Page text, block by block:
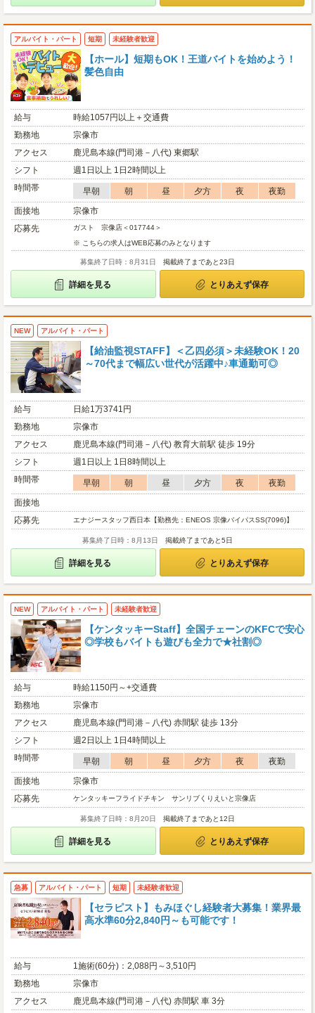
アルバイト・パート 短期 未経験者歓迎
【ホール】短期もOK！王道バイトを始めよう！
髪色自由
給与
時給1057円以上＋交通費
勤務地
宗像市
アクセス
鹿児島本線(門司港－八代) 東郷駅
シフト
週1日以上 1日2時間以上
時間帯
早朝 朝 昼 夕方 夜
夜勤
面接地
宗像市
応募先
ガスト 宗像店＜017744＞
※ こちらの求人はWEB応募のみとなります
募集終了日時：8月31日 掲載終了まであと23日
詳細を見る とりあえず保存
NEW アルバイト・パート
【給油監視STAFF】＜乙四必須＞未経験OK！20
～70代まで幅広い世代が活躍中♪車通勤可◎
給与
日給1万3741円
勤務地
宗像市
アクセス
鹿児島本線(門司港－八代) 教育大前駅 徒歩 19分
シフト
週1日以上 1日8時間以上
時間帯
早朝 朝 昼 夕方 夜
夜勤
面接地
応募先
エナジースタッフ西日本【勤務先：ENEOS 宗像バイパスSS(7096)】
募集終了日時：8月13日 掲載終了まであと5日
詳細を見る とりあえず保存
NEW アルバイト・パート 未経験者歓迎
【ケンタッキーStaff】全国チェーンのKFCで安心
◎学校もバイトも遊びも全力で★社割◎
給与
時給1150円～+交通費
勤務地
宗像市
アクセス
鹿児島本線(門司港－八代) 赤間駅 徒歩 13分
シフト
週2日以上 1日4時間以上
時間帯
早朝 朝 昼 夕方 夜
夜勤
面接地
宗像市
応募先
ケンタッキーフライドチキン サンリブくりえいと宗像店
募集終了日時：8月20日 掲載終了まであと12日
詳細を見る とりあえず保存
急募 アルバイト・パート 短期 未経験者歓迎
【セラピスト】もみほぐし経験者大募集！業界最
高水準60分2,840円～も可能です！
給与
1施術(60分)：2,088円～3,510円
勤務地
宗像市
アクセス
鹿児島本線(門司港－八代) 赤間駅 車 3分